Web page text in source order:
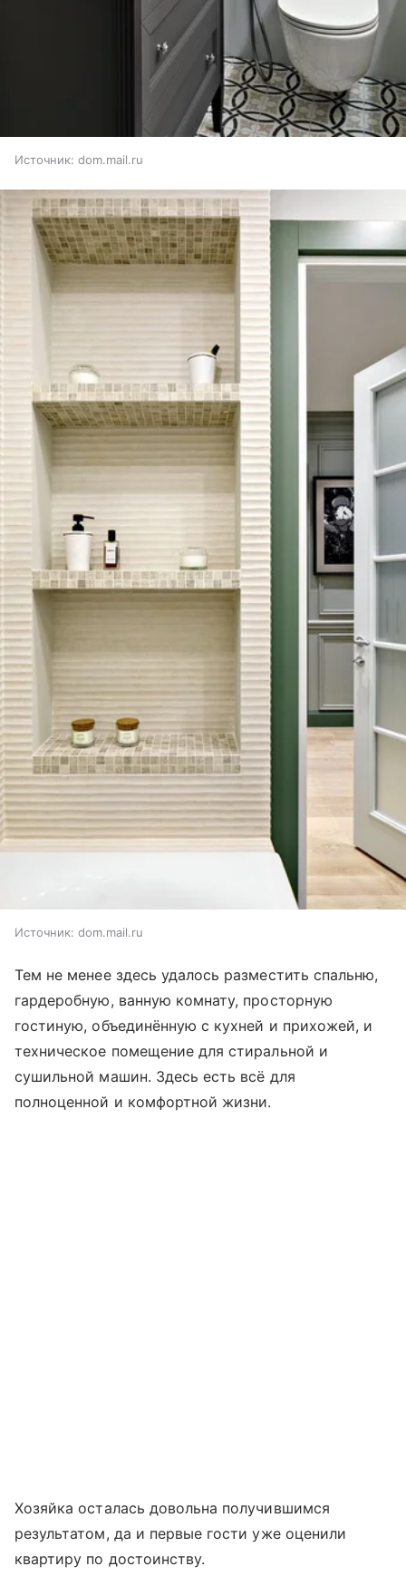
Источник: dom.mail.ru
Источник: dom.mail.ru
Тем не менее здесь удалось разместить спальню,
гардеробную, ванную комнату, просторную
гостиную, объединённую с кухней и прихожей, и
техническое помещение для стиральной и
сушильной машин. Здесь есть всё для
полноценной и комфортной жизни.
Хозяйка осталась довольна получившимся
результатом, да и первые гости уже оценили
квартиру по достоинству.